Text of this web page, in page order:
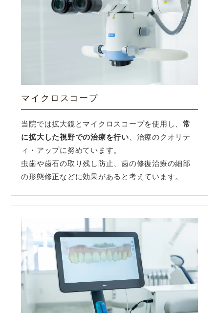
マイクロスコープ
当院では拡大鏡とマイクロスコープを使用し、常
に拡大した視野での治療を行い 、治療のクオリテ
ィ・アップに努めています。
虫歯や歯石の取り残し防止、歯の修復治療の細部
の形態修正などに効果があると考えています。